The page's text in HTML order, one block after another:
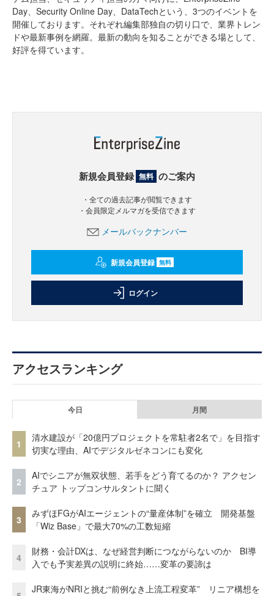
Day、Security Online Day、DataTechという、3つのイベントを
開催しております。それぞれ編集部独自の切り口で、業界トレン
ドや最新事例を網羅。最新の動向を知ることができる場として、
好評を得ています。
新規会員登録 無料 のご案内
・全ての過去記事が閲覧できます
・会員限定メルマガを受信できます
メールバックナンバー
新規会員登録 無料
ログイン
アクセスランキング
今日 月間
1
清水建設が「20億円プロジェクトを常駐者2名で」を目指す
切実な理由、AIでデジタルゼネコンにも変化
2
AIでシニアが無双状態、若手をどう育てるのか？ アクセン
チュア トップコンサルタントに聞く
3
みずほFGがAIエージェントの“量産体制”を確立 開発基盤
「Wiz Base」で最大70%の工数短縮
4
財務・会計DXは、なぜ経営判断につながらないのか BI導
入でも予実差異の説明に終始……変革の要諦は
JR東海がNRIと挑む“前例なき上流工程変革” リニア構想を